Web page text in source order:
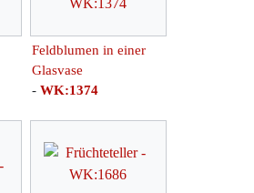
Feldblumen in einer
Glasvase
- WK:1374